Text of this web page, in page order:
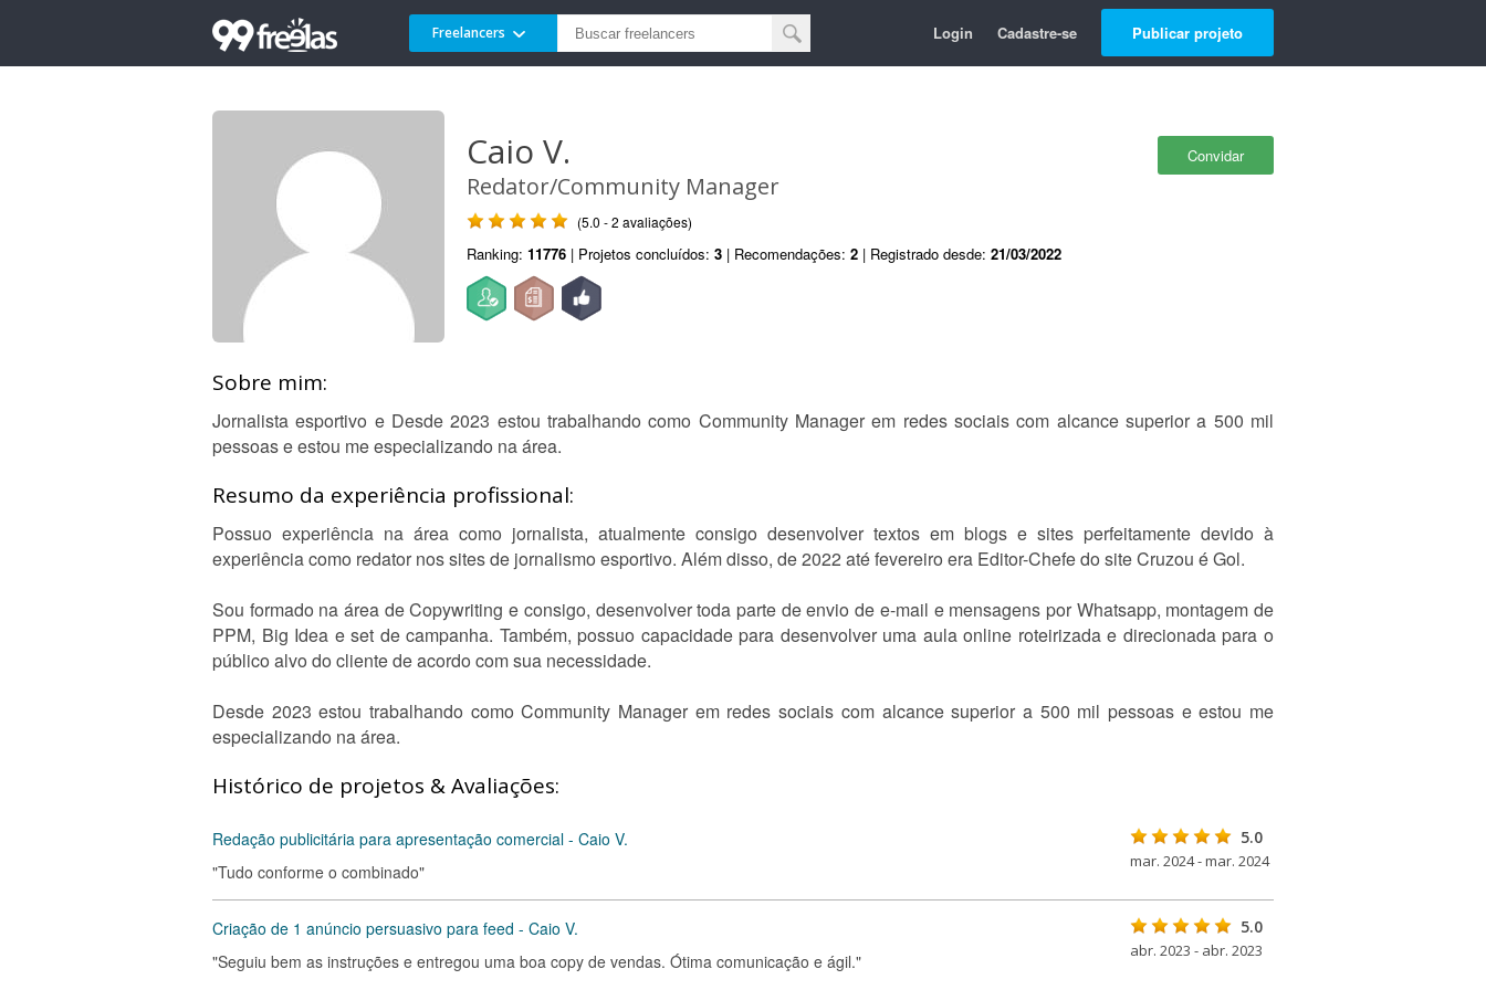
Freelancers Login Cadastre-se Publicar projeto
Convidar
Caio V.
Redator/Community Manager
(5.0 - 2 avaliações)
Ranking: 11776 | Projetos concluídos: 3 | Recomendações: 2 | Registrado desde: 21/03/2022
Sobre mim:
Jornalista esportivo e Desde 2023 estou trabalhando como Community Manager em redes sociais com alcance superior a 500 mil
pessoas e estou me especializando na área.
Resumo da experiência profissional:
Possuo experiência na área como jornalista, atualmente consigo desenvolver textos em blogs e sites perfeitamente devido à
experiência como redator nos sites de jornalismo esportivo. Além disso, de 2022 até fevereiro era Editor-Chefe do site Cruzou é Gol.
Sou formado na área de Copywriting e consigo, desenvolver toda parte de envio de e-mail e mensagens por Whatsapp, montagem de
PPM, Big Idea e set de campanha. Também, possuo capacidade para desenvolver uma aula online roteirizada e direcionada para o
público alvo do cliente de acordo com sua necessidade.
Desde 2023 estou trabalhando como Community Manager em redes sociais com alcance superior a 500 mil pessoas e estou me
especializando na área.
Histórico de projetos & Avaliações:
Redação publicitária para apresentação comercial - Caio V.
"Tudo conforme o combinado"
5.0
mar. 2024 - mar. 2024
Criação de 1 anúncio persuasivo para feed - Caio V.
"Seguiu bem as instruções e entregou uma boa copy de vendas. Ótima comunicação e ágil."
5.0
abr. 2023 - abr. 2023